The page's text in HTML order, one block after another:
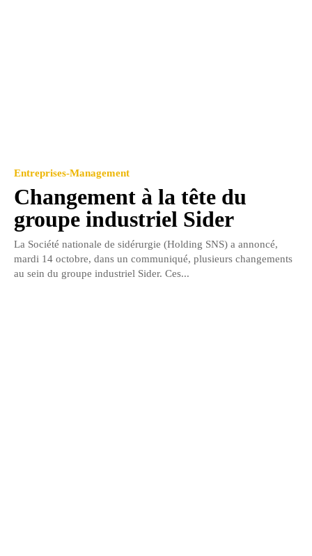
Entreprises-Management
Changement à la tête du
groupe industriel Sider
La Société nationale de sidérurgie (Holding SNS) a annoncé,
mardi 14 octobre, dans un communiqué, plusieurs changements
au sein du groupe industriel Sider. Ces...